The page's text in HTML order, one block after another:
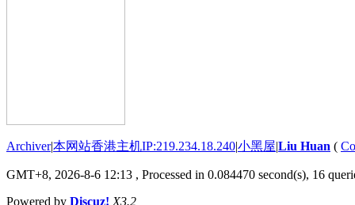
Archiver|本网站香港主机IP:219.234.18.240|小黑屋|Liu Huan (
GMT+8, 2026-8-6 12:13 , Processed in 0.084470 second(s), 16
Powered by Discuz! X3.2